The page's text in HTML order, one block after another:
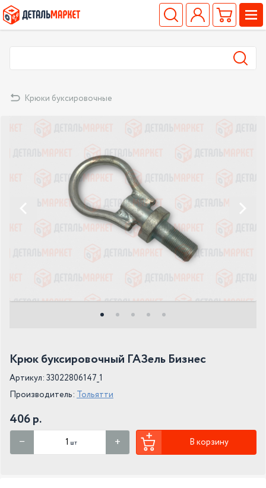
Крюки буксировочные
Крюк буксировочный ГАЗель Бизнес
Артикул: 33022806147_1
Производитель: Тольятти
406 р.
шт В корзину